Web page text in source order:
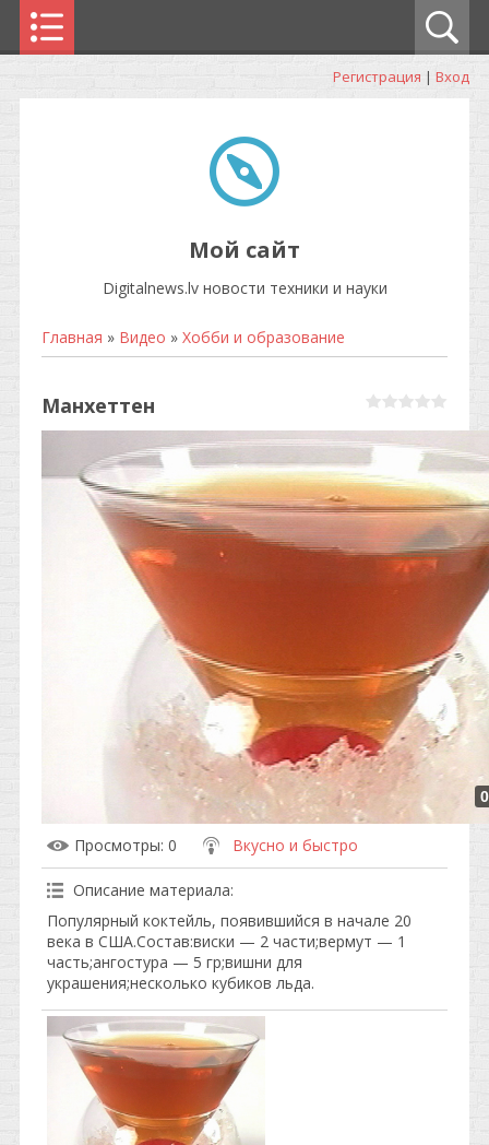
Регистрация | Вход
Мой сайт
Digitalnews.lv новости техники и науки
Главная » Видео » Хобби и образование
Манхеттен
Просмотры: 0 Вкусно и быстро
Описание материала:
Популярный коктейль, появившийся в начале 20
века в США.Состав:виски — 2 части;вермут — 1
часть;ангостура — 5 гр;вишни для
украшения;несколько кубиков льда.